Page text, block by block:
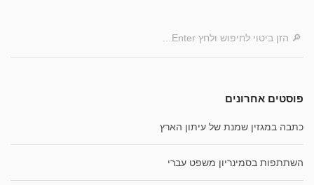
פוסטים אחרונים
כתבה במגזין שמנת של עיתון הארץ
השתתפות בסמינריון משפט עברי